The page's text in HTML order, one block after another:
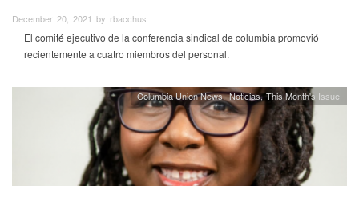
December 20, 2021 by rbacchus
El comité ejecutivo de la conferencia sindical de columbia promovió
recientemente a cuatro miembros del personal.
Columbia Union News Noticias This Month's Issue